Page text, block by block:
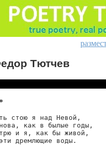
Тютчев
стою я над Невой,
как в былые годы,
и я, как бы живой,
дремлющие воды.